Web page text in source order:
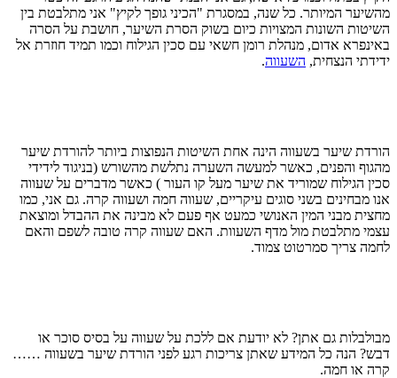
מהשיער המיותר. כל שנה, במסגרת "הכיני גופך לקיץ" אני מתלבטת בין
השיטות השונות המצויות כיום בשוק הסרת השיער, חושבת על הסרה
באינפרא אדום, מנהלת רומן חשאי עם סכין הגילוח וכמו תמיד חוזרת אל
ידידתי הנצחית, השעווה.
הורדת שיער בשעווה הינה אחת השיטות הנפוצות ביותר להורדת שיער
מהגוף והפנים, כאשר למעשה השערה נתלשת מהשורש (בניגוד לידידי
סכין הגילוח שמוריד את שיער מעל קו העור ) כאשר מדברים על שעווה
אנו מבחינים בשני סוגים עיקריים, שעווה חמה ושעווה קרה. גם אני, כמו
מחצית מבני המין האנושי כמעט אף פעם לא מבינה את ההבדל ומוצאת
עצמי מתלבטת מול מדף השעוות. האם שעווה קרה טובה לשפם והאם
לחמה צריך סמרטוט צמוד.
מבולבלות גם אתן? לא יודעת אם ללכת על שעווה על בסיס סוכר או
דבש? הנה כל המידע שאתן צריכות רגע לפני הורדת שיער בשעווה ……
קרה או חמה.